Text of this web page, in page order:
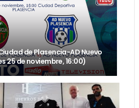
Ciudad de Plasencia-AD Nuevo
25 de noviembre, 16:00)